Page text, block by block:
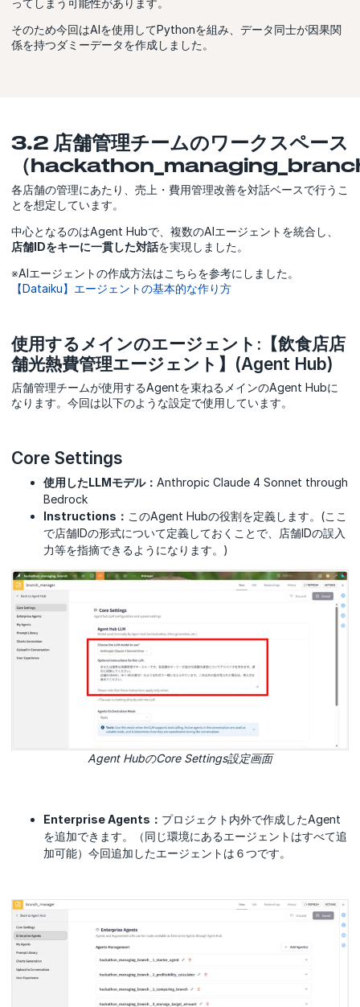
ってしまう可能性があります。
そのため今回はAIを使用してPythonを組み、データ同士が因果関
係を持つダミーデータを作成しました。
3.2 店舗管理チームのワークスペース
（
各店舗の管理にあたり、売上・費用管理改善を対話ベースで行うこ
とを想定しています。
中心となるのはAgent Hubで、複数のAIエージェントを統合し、
店舗IDをキーに一貫した対話を実現しました。
※AIエージェントの作成方法はこちらを参考にしました。
【Dataiku】エージェントの基本的な作り方
使用するメインのエージェント:【飲食店店
舗光熱費管理エージェント】(Agent Hub)
店舗管理チームが使用するAgentを束ねるメインのAgent Hubに
なります。今回は以下のような設定で使用しています。
Core Settings
使用したLLMモデル： Anthropic Claude 4 Sonnet through
Bedrock
Instructions： このAgent Hubの役割を定義します。(ここ
で店舗IDの形式について定義しておくことで、店舗IDの誤入
力等を指摘できるようになります。)
Agent HubのCore Settings設定画面
Enterprise Agents： プロジェクト内外で作成したAgent
を追加できます。（同じ環境にあるエージェントはすべて追
加可能）今回追加したエージェントは６つです。